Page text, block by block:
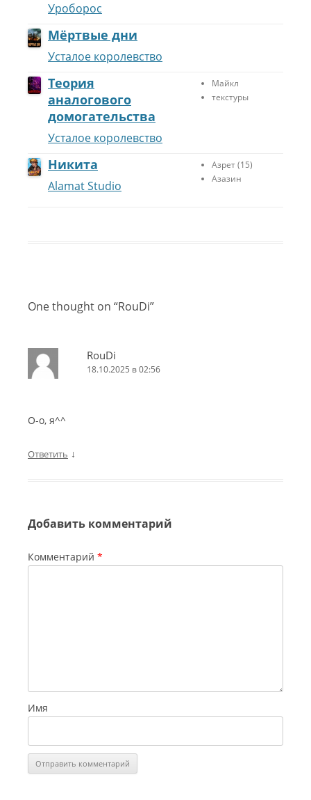
Уроборос
Мёртвые дни
Усталое королевство
Теория
аналогового
домогательства
Усталое королевство
Майкл
текстуры
Никита
Alamat Studio
Азрет (15)
Азазин
One thought on “RouDi”
RouDi
18.10.2025 в 02:56
О-о, я^^
Ответить ↓
Добавить комментарий
Комментарий *
Имя